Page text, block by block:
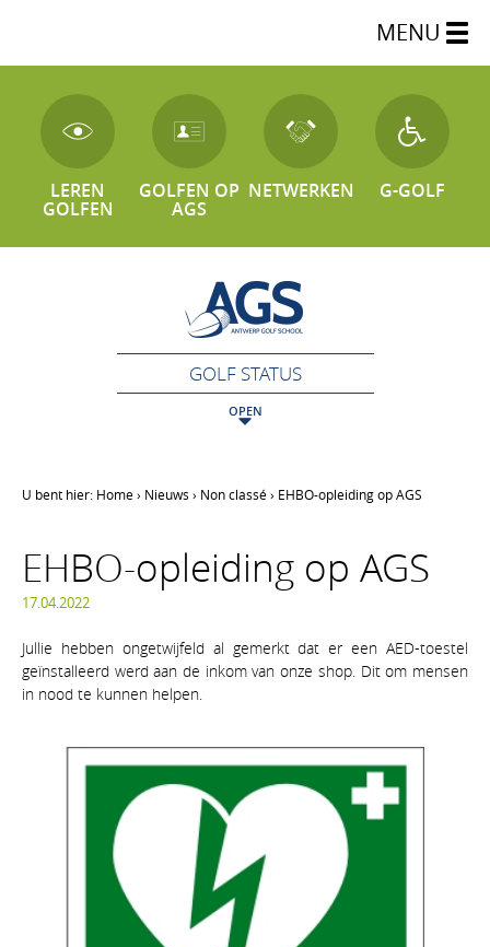
MENU
LEREN
GOLFEN
GOLFEN OP
AGS
NETWERKEN G-GOLF
GOLF STATUS
OPEN
U bent hier: Home› Nieuws › Non classé› EHBO-opleiding op AGS
EHBO-opleiding op AGS
17.04.2022
Jullie hebben ongetwijfeld al gemerkt dat er een AED-toestel
geïnstalleerd werd aan de inkom van onze shop. Dit om mensen
in nood te kunnen helpen.